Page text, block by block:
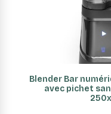
Blender Bar
avec pichet